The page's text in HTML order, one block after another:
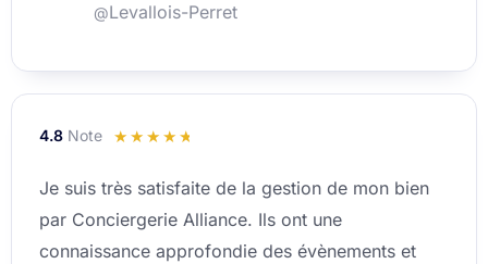
@Levallois-Perret
4.8 Note ☆ ☆ ☆ ☆ ☆
sur
5
Je suis très satisfaite de la gestion de mon bien
par Conciergerie Alliance. Ils ont une
connaissance approfondie des évènements et